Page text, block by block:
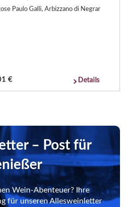
Paulo Galli, Arbizzano di Negrar
€ Details
– Post für
Wein-Abenteuer? Ihre
für unseren Allesweinletter